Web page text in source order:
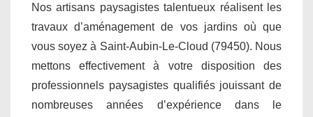
Nos artisans paysagistes talentueux réalisent les
travaux d’aménagement de vos jardins où que
vous soyez à Saint-Aubin-Le-Cloud (79450). Nous
mettons effectivement à votre disposition des
professionnels paysagistes qualifiés jouissant de
nombreuses années d’expérience dans le